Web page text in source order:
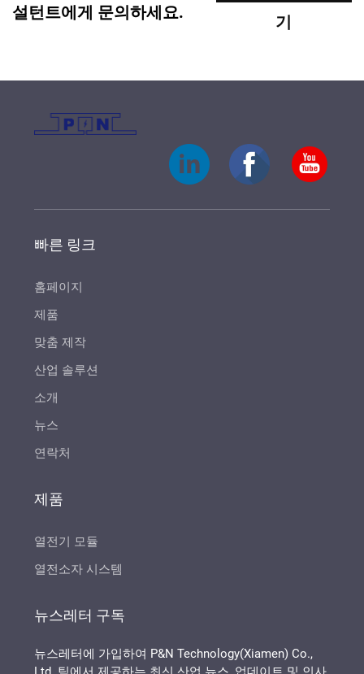
설턴트에게 문의하세요.
기
빠른 링크
홈페이지
제품
맞춤 제작
산업 솔루션
소개
뉴스
연락처
제품
열전기 모듈
열전소자 시스템
뉴스레터 구독
뉴스레터에 가입하여 P&N Technology(Xiamen) Co.,